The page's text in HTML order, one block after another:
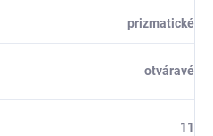
prizmatické
otváravé
11